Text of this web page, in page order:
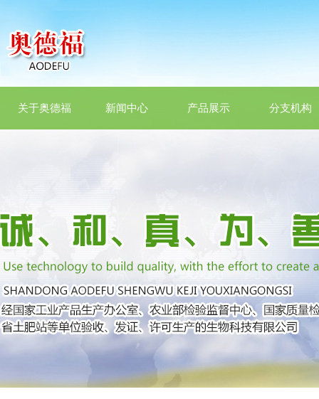
关于奥德福 新闻中心 产品展示 分支机构